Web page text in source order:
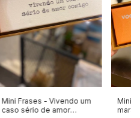
Mini Frases - Vivendo um
caso sério de amor
Mini